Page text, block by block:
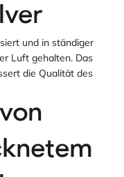
und in ständiger
Luft gehalten. Das
die Qualität des